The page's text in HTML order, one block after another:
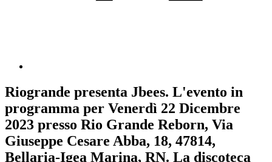
Riogrande presenta Jbees. L'evento in
programma per Venerdì 22 Dicembre
2023 presso Rio Grande Reborn, Via
Giuseppe Cesare Abba, 18, 47814,
Bellaria-Igea Marina, RN. La discoteca